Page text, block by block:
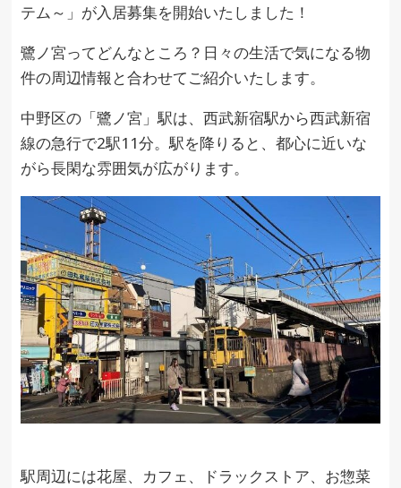
テム～」が入居募集を開始いたしました！
鷺ノ宮ってどんなところ？日々の生活で気になる物
件の周辺情報と合わせてご紹介いたします。
中野区の「鷺ノ宮」駅は、西武新宿駅から西武新宿
線の急行で2駅11分。駅を降りると、都心に近いな
がら長閑な雰囲気が広がります。
駅周辺には花屋、カフェ、ドラックストア、お惣菜